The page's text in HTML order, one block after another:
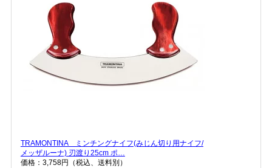
TRAMONTINA ミンチングナイフ(みじん切り用ナイフ/
メッザルーナ) 刃渡り25cm ポ…
価格：3,758円（税込、送料別）